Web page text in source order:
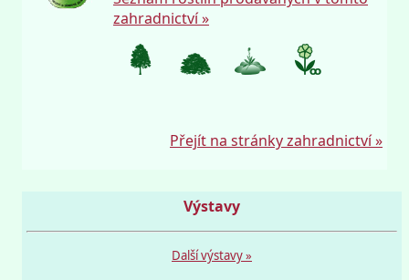
zahradnictví »
Přejít na stránky zahradnictví »
Výstavy
Další výstavy »